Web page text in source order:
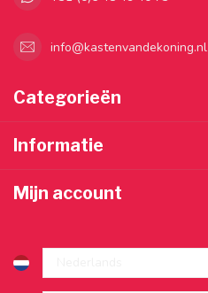
info@kastenvandekoning.nl
Categorieën
Informatie
Mijn account